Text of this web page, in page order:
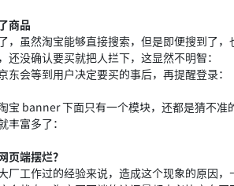
商品
，虽然淘宝能够直接搜索，但是即便搜到了，
还没确认要买就把人拦下，这显然不明智：
东会等到用户决定要买的事后，再提醒登录：
宝 banner 下面只有一个模块，还都是猜不准
丰富多了：
页端摆烂？
厂工作过的经验来说，造成这个现象的原因，